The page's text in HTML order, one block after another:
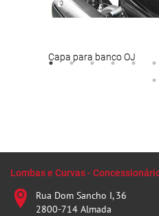
Capa para banco OJ
Lombas e Curvas -
Rua Dom Sancho I, 36
2800-714 Almada